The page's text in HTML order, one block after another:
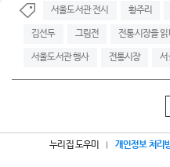
서울도서관 전시 황주리
김선두 그림전 전통시장을 읽
서울도서관 행사 전통시장 서
누리집 도우미 개인정보 처리